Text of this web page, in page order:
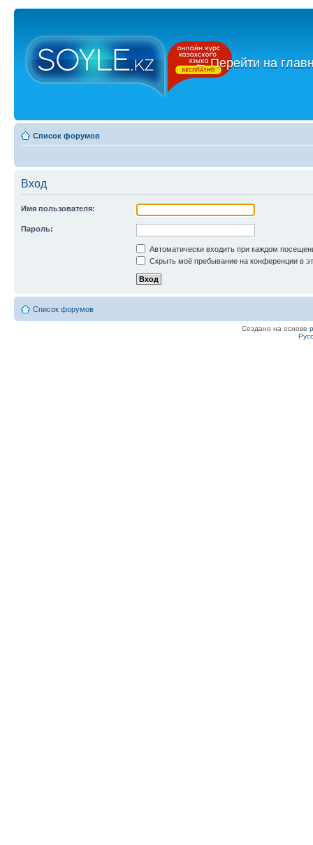
←Перейти на
Список форумов
Вход
Имя пользователя:
Пароль:
Автоматически входить при каждом
Скрыть моё пребывание на конференции в
Список форумов
Создано на основе